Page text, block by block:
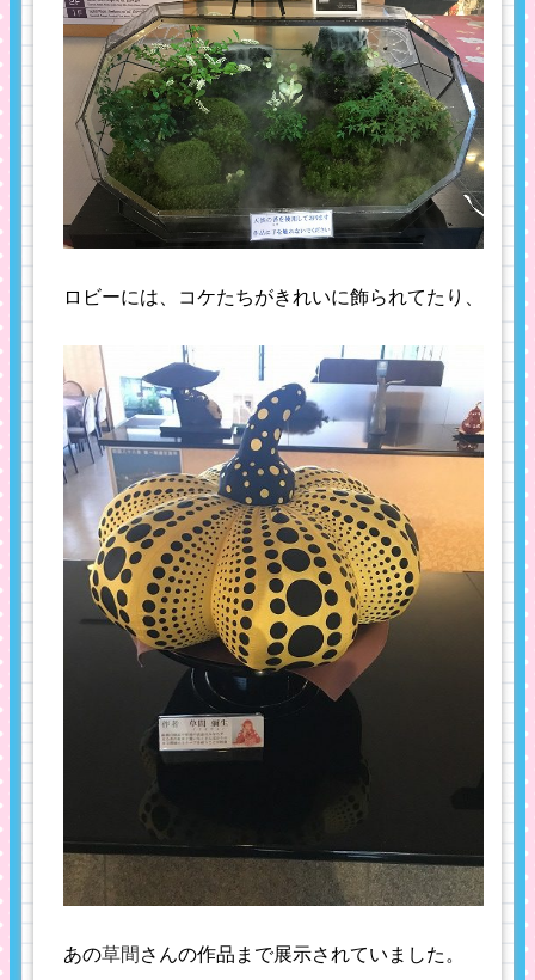
ロビーには、コケたちがきれいに飾られてたり、
あの草間 さんの作品まで展示されていました。